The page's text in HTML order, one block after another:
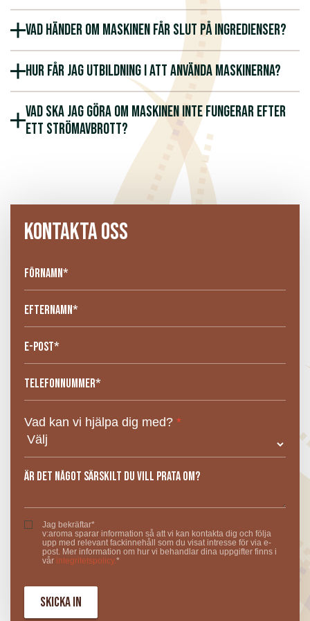
Vad händer om maskinen får slut på ingredienser?
Hur får jag utbildning i att använda maskinerna?
Vad ska jag göra om maskinen inte fungerar efter
ett strömavbrott?
KONTAKTA OSS
Vad kan vi hjälpa dig med? *
Jag bekräftar*
v:aroma sparar information så att vi kan kontakta dig och följa
upp med relevant fackinnehåll som du visat intresse för via e-
post. Mer information om hur vi behandlar dina uppgifter finns i
vår integritetspolicy.*